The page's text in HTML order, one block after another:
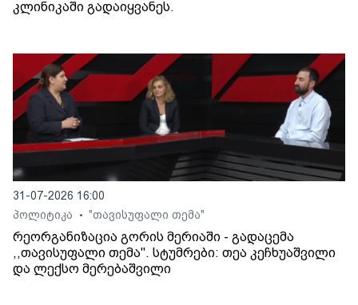
კლინიკაში გადაიყვანეს.
31-07-2026 16:00
პოლიტიკა
• "თავისუფალი თემა"
რეორგანიზაცია გორის მერიაში - გადაცემა
,,თავისუფალი თემა". სტუმრები: თეა კეჩხუაშვილი
და ლექსო მერებაშვილი